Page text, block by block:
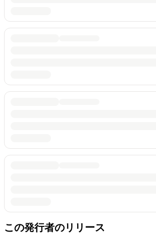
この発行者のリリース